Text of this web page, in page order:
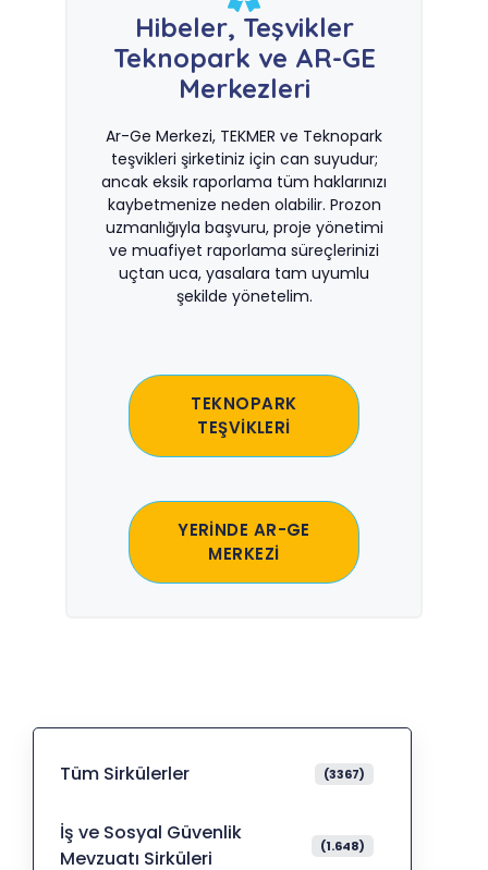
Hibeler, Teşvikler
Teknopark ve AR-GE
Merkezleri
Ar-Ge Merkezi, TEKMER ve Teknopark
teşvikleri şirketiniz için can suyudur;
ancak eksik raporlama tüm haklarınızı
kaybetmenize neden olabilir. Prozon
uzmanlığıyla başvuru, proje yönetimi
ve muafiyet raporlama süreçlerinizi
uçtan uca, yasalara tam uyumlu
şekilde yönetelim.
TEKNOPARK
TEŞVİKLERİ
YERİNDE AR-GE
MERKEZİ
Tüm Sirkülerler (3367)
İş ve Sosyal Güvenlik
Mevzuatı Sirküleri
(1.648)